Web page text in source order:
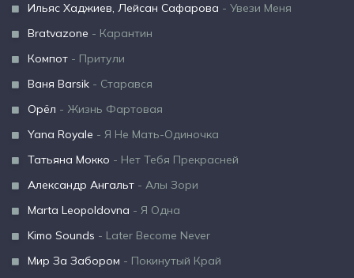
Ильяс Хаджиев, Лейсан Сафарова - Увези Меня
Bratvazone - Карантин
Компот - Притули
Ваня Barsik - Старався
Орёл - Жизнь Фартовая
Yana Royale - Я Не Мать-Одиночка
Татьяна Мокко - Нет Тебя Прекрасней
Александр Ангальт - Алы Зори
Marta Leopoldovna - Я Одна
Kimo Sounds - Later Become Never
Мир За Забором - Покинутый Край